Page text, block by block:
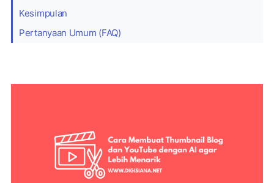
Kesimpulan
Pertanyaan Umum (FAQ)